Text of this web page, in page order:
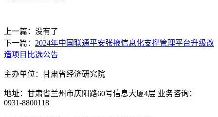
上一篇：没有了
下一篇： 2024年中国联通平安张掖信息化支撑管理平台升级改
造项目比选公告
主办单位：甘肃省经济研究院
地址：甘肃省兰州市庆阳路60号信息大厦4层 业务咨询：
0931-8800118